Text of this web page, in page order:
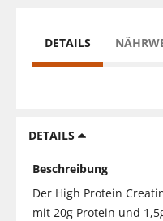
DETAILS
DETAILS
Beschreibung
Der High Protein
mit 20g Protein und